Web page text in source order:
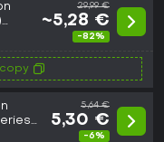
29,99 €
~5,28 €
-82%
copy
5,64 €
5,30 €
-6%